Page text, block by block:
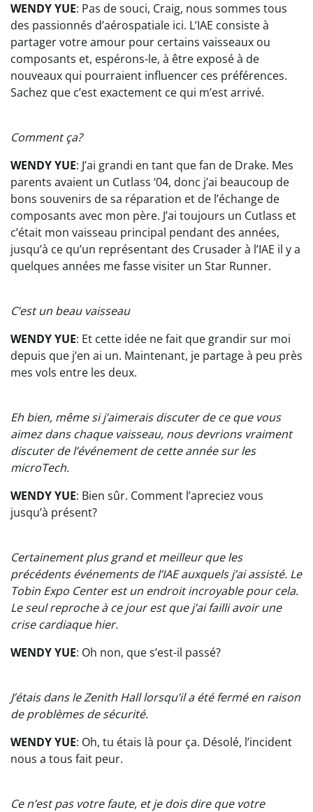
WENDY YUE: Pas de souci, Craig, nous sommes tous
des passionnés d’aérospatiale ici. L’IAE consiste à
partager votre amour pour certains vaisseaux ou
composants et, espérons-le, à être exposé à de
nouveaux qui pourraient influencer ces préférences.
Sachez que c’est exactement ce qui m’est arrivé.
Comment ça?
WENDY YUE: J’ai grandi en tant que fan de Drake. Mes
parents avaient un Cutlass ‘04, donc j’ai beaucoup de
bons souvenirs de sa réparation et de l’échange de
composants avec mon père. J’ai toujours un Cutlass et
c’était mon vaisseau principal pendant des années,
jusqu’à ce qu’un représentant des Crusader à l’IAE il y a
quelques années me fasse visiter un Star Runner.
C’est un beau vaisseau
WENDY YUE: Et cette idée ne fait que grandir sur moi
depuis que j’en ai un. Maintenant, je partage à peu près
mes vols entre les deux.
Eh bien, même si j’aimerais discuter de ce que vous
aimez dans chaque vaisseau, nous devrions vraiment
discuter de l’événement de cette année sur les
microTech.
WENDY YUE: Bien sûr. Comment l’apreciez vous
jusqu’à présent?
Certainement plus grand et meilleur que les
précédents événements de l’IAE auxquels j’ai assisté. Le
Tobin Expo Center est un endroit incroyable pour cela.
Le seul reproche à ce jour est que j’ai failli avoir une
crise cardiaque hier.
WENDY YUE: Oh non, que s’est-il passé?
J’étais dans le Zenith Hall lorsqu’il a été fermé en raison
de problèmes de sécurité.
WENDY YUE: Oh, tu étais là pour ça. Désolé, l’incident
nous a tous fait peur.
Ce n’est pas votre faute, et je dois dire que votre